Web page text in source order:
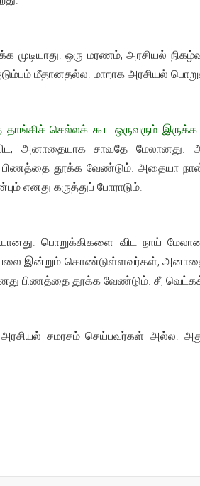
ஒரு மரணம், அரசியல்
மீதானதல்ல. மாறாக அரசியல்
செல்லக் கூட ஒருவரும் இருக்க
அனாதையாக சாவதே மேலானது.
பிணத்தை தூக்க வேண்டும். அதையா
எனது கருத்துப் போராடும்.
பொறுக்கிகளை விட நாய்
இன்றும் கொண்டுள்ளவர்கள்,
பிணத்தை தூக்க வேண்டும். சீ, வெட்கக்
சமரசம் செய்பவர்கள் அல்ல. அது